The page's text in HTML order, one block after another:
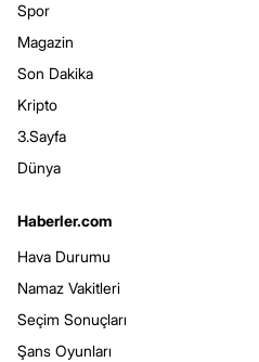
Spor
Magazin
Son Dakika
Kripto
3.Sayfa
Dünya
Haberler.com
Hava Durumu
Namaz Vakitleri
Seçim Sonuçları
Şans Oyunları